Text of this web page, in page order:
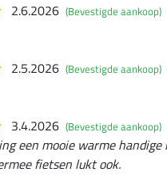
2.6.2026 (Bevestigde aankoop)
2.5.2026 (Bevestigde aankoop)
3.4.2026 (Bevestigde aankoop)
een mooie warme handige
fietsen lukt ook.